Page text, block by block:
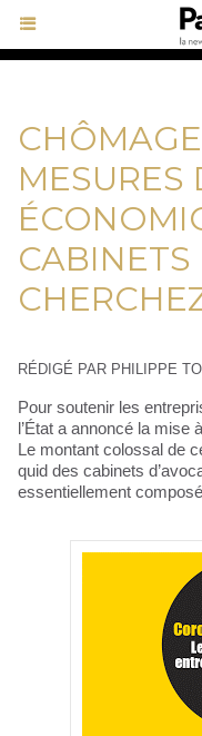
MESURES
CABINETS
RÉDIGÉ PAR PHILIPPE
Pour soutenir les
l’État a annoncé la mise
Le montant colossal de
quid des cabinets
essentiellement